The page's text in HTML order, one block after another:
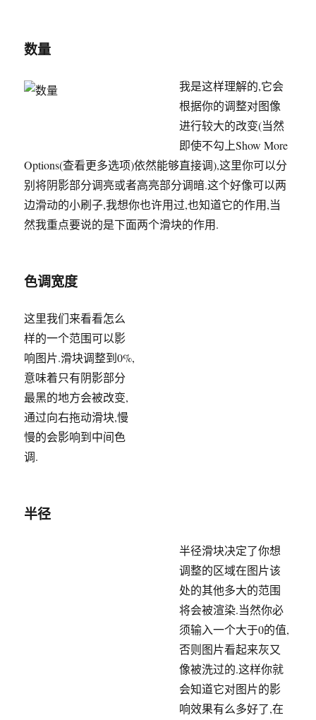
数量
我是这样理解的,它会
根据你的调整对图像
进行较大的改变(当然
即使不勾上Show More
Options(查看更多选项)依然能够直接调),这里你可以分
别将阴影部分调亮或者高亮部分调暗.这个好像可以两
边滑动的小刷子,我想你也许用过,也知道它的作用,当
然我重点要说的是下面两个滑块的作用.
色调宽度
这里我们来看看怎么
样的一个范围可以影
响图片.滑块调整到0%,
意味着只有阴影部分
最黑的地方会被改变,
通过向右拖动滑块,慢
慢的会影响到中间色
调.
半径
半径滑块决定了你想
调整的区域在图片该
处的其他多大的范围
将会被渲染.当然你必
须输入一个大于0的值,
否则图片看起来灰又
像被洗过的.这样你就
会知道它对图片的影
响效果有么多好了,在